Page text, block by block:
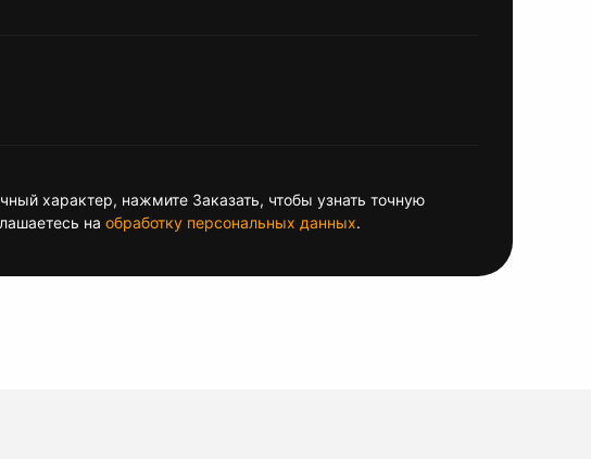
характер, нажмите Заказать, чтобы узнать точную
на обработку персональных данных.